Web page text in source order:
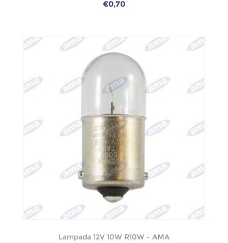
€0,70
Lampada 12V 10W R10W - AMA